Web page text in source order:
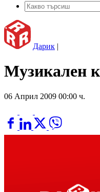
Дарик |
Музикален
06 Април 2009 00:00 ч.